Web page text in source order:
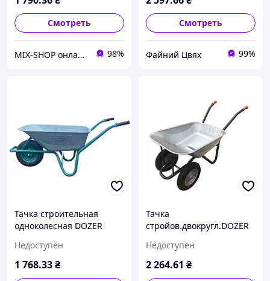
Смотреть
MIX-SHOP онлайн магазин 98%
Смотреть
Файний Цвях 99%
Тачка строительная
одноколесная DOZER
Недоступен
1 768.33₴
Тачка
стройов.двокругл.DOZER
Недоступен
2 264.61 ₴